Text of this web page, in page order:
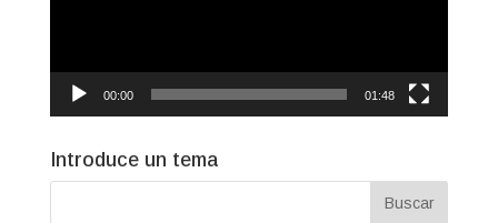
00:00 01:48
Introduce un tema